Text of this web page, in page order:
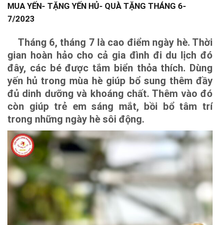
MUA YẾN- TẶNG YẾN HỦ- QUÀ TẶNG THÁNG 6-
7/2023
Tháng 6, tháng 7 là cao điểm ngày hè. Thời
gian hoàn hảo cho cả gia đình đi du lịch đó
đây, các bé được tắm biển thỏa thích. Dùng
yến hủ trong mùa hè giúp bổ sung thêm đầy
đủ dinh dưỡng và khoáng chất. Thêm vào đó
còn giúp trẻ em sáng mắt, bồi bổ tâm trí
trong những ngày hè sôi động.